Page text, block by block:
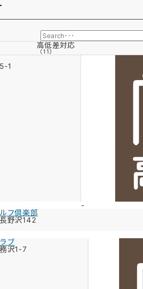
高低差対応
（11）
1
-
フ倶楽部
野沢142
ブ
沢1-7